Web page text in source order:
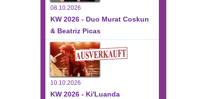
08.10.2026
KW 2026 - Duo Murat Coskun
& Beatriz Picas
10.10.2026
KW 2026 - Ki'Luanda